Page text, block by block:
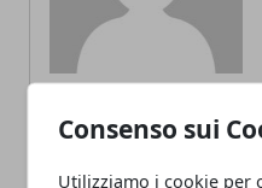
Consenso sui
Utilizziamo i cookie per
ARTICOLI CORRELATI